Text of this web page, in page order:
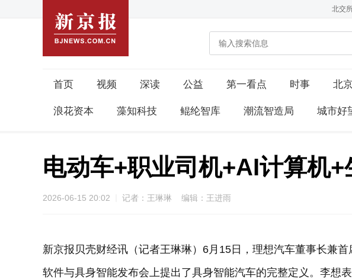
北交
首页 视频 深读 公益 第一看点 时事 北
浪花资本 藻知科技 鲲纶智库 潮流智造局 城市好
电动车+职业司机+AI计算机
2026-06-15 20:02 记者：王琳琳 编辑：王进雨
新京报贝壳财经讯（记者王琳琳）6月15日，理想汽车董事长兼
软件与具身智能发布会上提出了具身智能汽车的完整定义。李想